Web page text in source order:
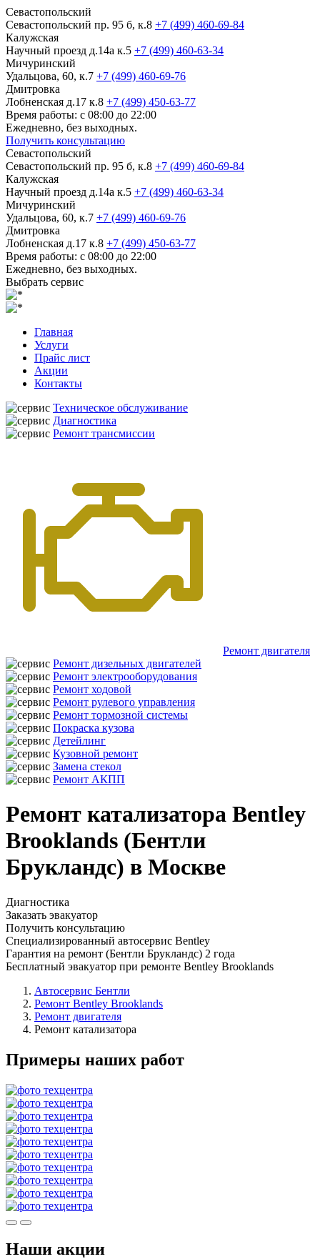
Севастопольский
Севастопольский пр. 95 б, к.8 +7 (499) 460-69-84
Калужская
Научный проезд д.14а к.5 +7 (499) 460-63-34
Мичуринский
Удальцова, 60, к.7 +7 (499) 460-69-76
Дмитровка
Лобненская д.17 к.8 +7 (499) 450-63-77
Время работы: с 08:00 до 22:00
Ежедневно, без выходных.
Получить консультацию
Севастопольский
Севастопольский пр. 95 б, к.8 +7 (499) 460-69-84
Калужская
Научный проезд д.14а к.5 +7 (499) 460-63-34
Мичуринский
Удальцова, 60, к.7 +7 (499) 460-69-76
Дмитровка
Лобненская д.17 к.8 +7 (499) 450-63-77
Время работы: с 08:00 до 22:00
Ежедневно, без выходных.
Выбрать сервис
Главная
Услуги
Прайс лист
Акции
Контакты
Техническое обслуживание
Диагностика
Ремонт трансмиссии
Ремонт двигателя
Ремонт дизельных двигателей
Ремонт электрооборудования
Ремонт ходовой
Ремонт рулевого управления
Ремонт тормозной системы
Покраска кузова
Детейлинг
Кузовной ремонт
Замена стекол
Ремонт АКПП
Ремонт катализатора Bentley
Brooklands (Бентли
Брукландс) в Москве
Диагностика
Заказать эвакуатор
Получить консультацию
Специализированный автосервис Bentley
Гарантия на ремонт (Бентли Брукландс) 2 года
Бесплатный эвакуатор при ремонте Bentley Brooklands
Автосервис Бентли
Ремонт Bentley Brooklands
Ремонт двигателя
Ремонт катализатора
Примеры наших работ
Наши акции